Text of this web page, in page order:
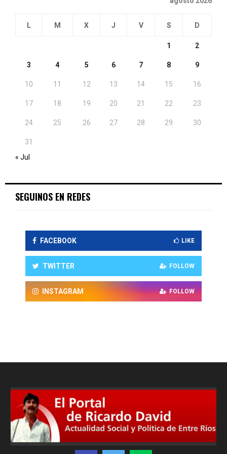
L M X J V S D
1 2
3 4 5 6 7 8 9
10 11 12 13 14 15 16
17 18 19 20 21 22 23
24 25 26 27 28 29 30
31
« Jul
SEGUINOS EN REDES
FACEBOOK LIKE
TWITTER FOLLOW
INSTAGRAM FOLLOW